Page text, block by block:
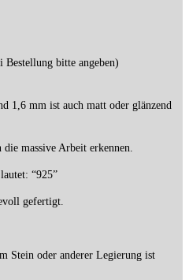
Bestellung bitte angeben)
1,6 mm ist auch matt oder glänzend
massive Arbeit erkennen.
“925”
gefertigt.
Stein oder anderer Legierung ist